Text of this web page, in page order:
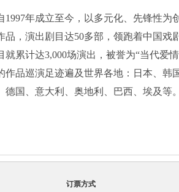
1997年成立至今，以多元化、先锋性
品，演出剧目达50多部，领跑着中国戏
就累计达3,000场演出，被誉为“当代爱
作品巡演足迹遍及世界各地：日本、韩
德国、意大利、奥地利、巴西、埃及等
订票方式